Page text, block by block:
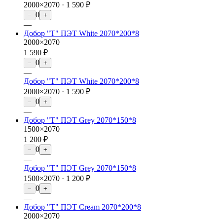
2000×2070 · 1 590 ₽
− 0 +
—
Добор "Т" ПЭТ White 2070*200*8
2000×2070
1 590 ₽
− 0 +
—
Добор "Т" ПЭТ White 2070*200*8
2000×2070 · 1 590 ₽
− 0 +
—
Добор "Т" ПЭТ Grey 2070*150*8
1500×2070
1 200 ₽
− 0 +
—
Добор "Т" ПЭТ Grey 2070*150*8
1500×2070 · 1 200 ₽
− 0 +
—
Добор "Т" ПЭТ Cream 2070*200*8
2000×2070